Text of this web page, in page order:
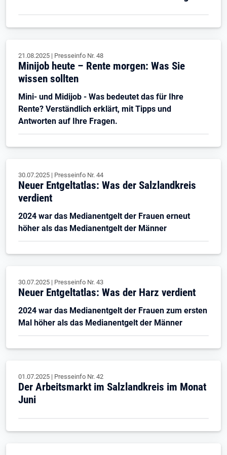
21.08.2025 | Presseinfo Nr. 48
Minijob heute – Rente morgen: Was Sie
wissen sollten
Mini- und Midijob - Was bedeutet das für Ihre
Rente? Verständlich erklärt, mit Tipps und
Antworten auf Ihre Fragen.
30.07.2025 | Presseinfo Nr. 44
Neuer Entgeltatlas: Was der Salzlandkreis
verdient
2024 war das Medianentgelt der Frauen erneut
höher als das Medianentgelt der Männer
30.07.2025 | Presseinfo Nr. 43
Neuer Entgeltatlas: Was der Harz verdient
2024 war das Medianentgelt der Frauen zum ersten
Mal höher als das Medianentgelt der Männer
01.07.2025 | Presseinfo Nr. 42
Der Arbeitsmarkt im Salzlandkreis im Monat
Juni